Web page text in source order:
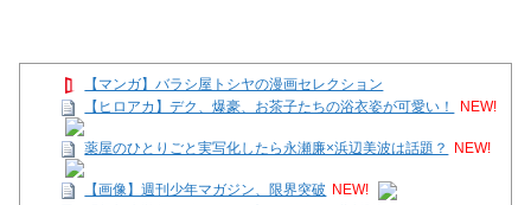
【マンガ】バラシ屋トシヤの漫画セレクション
【ヒロアカ】デク、爆豪、お茶子たちの浴衣姿が可愛い！
NEW!
薬屋のひとりごと実写化したら永瀬廉×浜辺美波は話題？ NEW!
【画像】週刊少年マガジン、限界突破 NEW!